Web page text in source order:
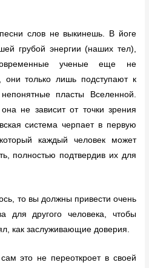
слов не выкинешь. В йоге
грубой энергии (наших тел),
ученые еще не
они только лишь подступают к
пласты Вселенной.
не зависит от точки зрения
система черпает в первую
каждый человек может
полностью подтвердив их для
то вы должны привести очень
для другого человека, чтобы
как заслуживающие доверия.
это не переоткроет в своей